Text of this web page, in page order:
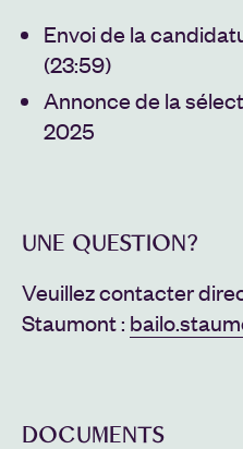
Envoi de la
(23:59)
Annonce de la
2025
UNE QUESTION?
Veuillez contacter
Staumont :
DOCUMENTS